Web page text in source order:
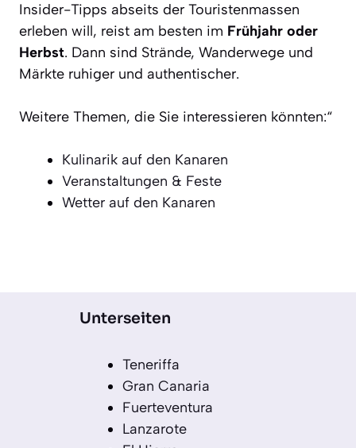
Insider-Tipps abseits der Touristenmassen
erleben will, reist am besten im Frühjahr oder
Herbst. Dann sind Strände, Wanderwege und
Märkte ruhiger und authentischer.
Weitere Themen, die Sie interessieren könnten:“
Kulinarik auf den Kanaren
Veranstaltungen & Feste
Wetter auf den Kanaren
Unterseiten
Teneriffa
Gran Canaria
Fuerteventura
Lanzarote